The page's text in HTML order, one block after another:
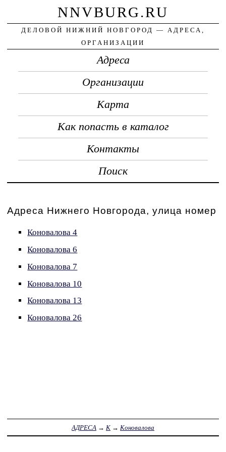
NNVBURG.RU
ДЕЛОВОЙ НИЖНИЙ НОВГОРОД — АДРЕСА,
ОРГАНИЗАЦИИ
Адреса
Организации
Карта
Как попасть в каталог
Контакты
Поиск
Адреса Нижнего Новгорода, улица номер
Коновалова 4
Коновалова 6
Коновалова 7
Коновалова 10
Коновалова 13
Коновалова 26
АДРЕСА → К → Коновалова